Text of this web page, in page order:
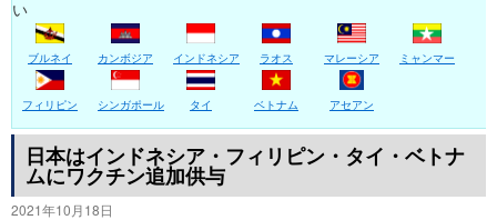
ツ
へ
ス
キ
ッ
い
ブルネイ カンボジア インドネシア ラオス マレーシア ミャンマー
フィリピン シンガポール タイ ベトナム アセアン
日本はインドネシア・フィリピン・タイ・ベトナ
ムにワクチン追加供与
2021年10月18日